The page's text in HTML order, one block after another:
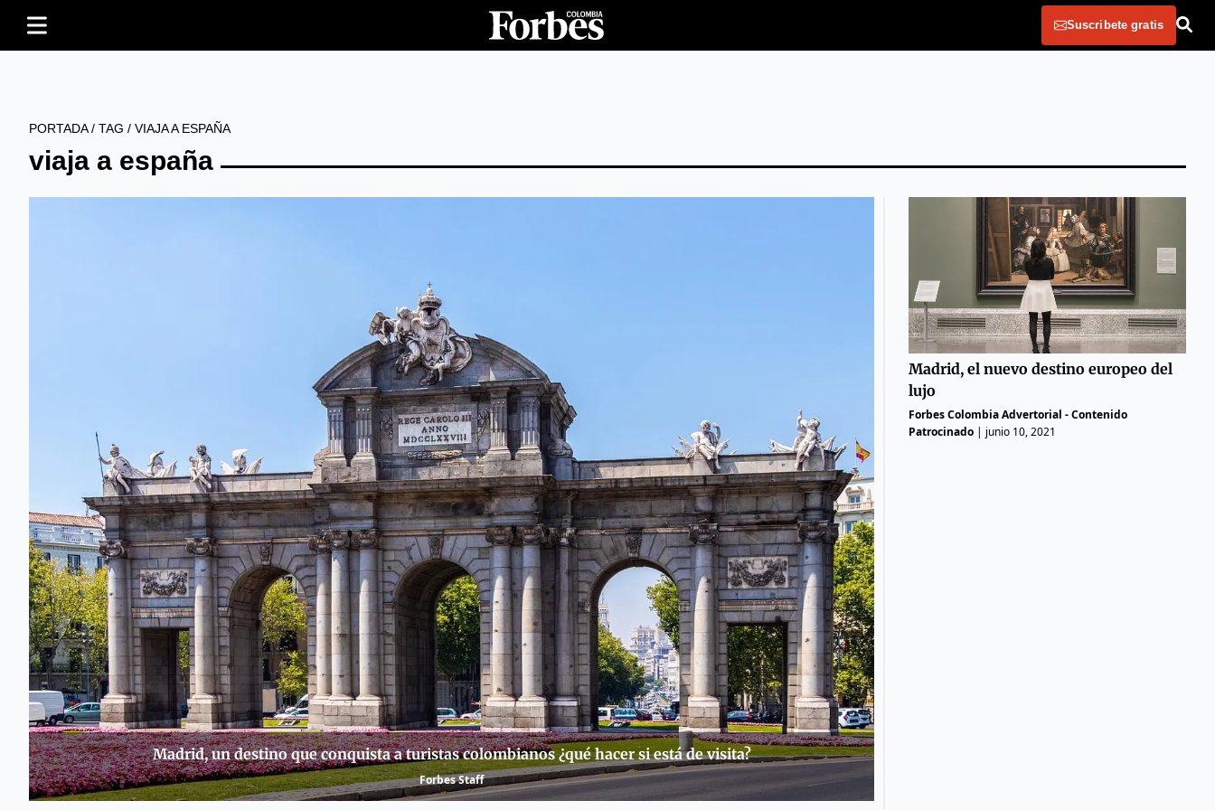
Suscribete gratis
PORTADA/ TAG / VIAJA A ESPAÑA
viaja a españa
Madrid, un destino que conquista a turistas colombianos ¿qué hacer si está de visita?
Forbes Staff
Madrid, el nuevo destino europeo del
lujo
Forbes Colombia Advertorial - Contenido
Patrocinado| junio 10, 2021